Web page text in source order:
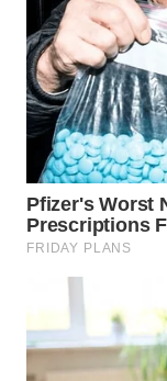
BOGOR
WN
DEPOK
WN
TAPANULI
UTARA
WN
SAMOSIR
WN